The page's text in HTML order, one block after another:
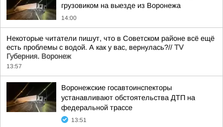
грузовиком на выезде из Воронежа
14:00
Некоторые читатели пишут, что в Советском районе всё ещё
есть проблемы с водой. А как у вас, вернулась?// TV
Губерния. Воронеж
13:57
Воронежские госавтоинспекторы
устанавливают обстоятельства ДТП на
федеральной трассе
13:51